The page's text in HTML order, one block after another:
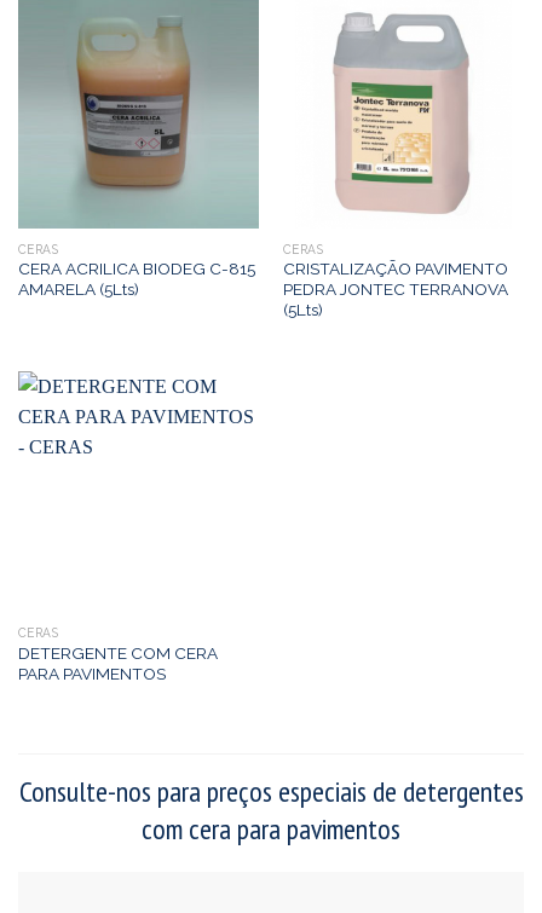
CERAS
CERA ACRILICA BIODEG C-815
AMARELA (5Lts)
CERAS
CRISTALIZAÇÃO PAVIMENTO
PEDRA JONTEC TERRANOVA
(5Lts)
CERAS
DETERGENTE COM CERA
PARA PAVIMENTOS
Consulte-nos para preços especiais de detergentes
com cera para pavimentos